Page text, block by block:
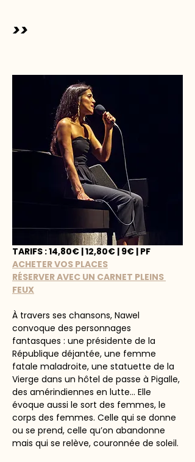
>>
TARIFS : 14,80€ | 12,80€ | 9€ | PF
ACHETER VOS PLACES
RÉSERVER AVEC UN CARNET PLEINS
FEUX
À travers ses chansons, Nawel
convoque des personnages
fantasques : une présidente de la
République déjantée, une femme
fatale maladroite, une statuette de la
Vierge dans un hôtel de passe à Pigalle,
des amérindiennes en lutte... Elle
évoque aussi le sort des femmes, le
corps des femmes. Celle qui se donne
ou se prend, celle qu’on abandonne
mais qui se relève, couronnée de soleil.